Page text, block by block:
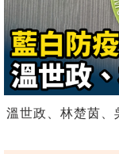
溫世政、林楚茵、